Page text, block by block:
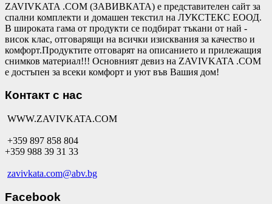
ZAVIVKATA .COM (ЗАВИВКАТА) е представителен сайт за
спални комплекти и домашен текстил на ЛУКСТЕКС ЕООД.
В широката гама от продукти се подбират тъкани от най -
висок клас, отговарящи на всички изисквания за качество и
комфорт.Продуктите отговарят на описанието и прилежащия
снимков материал!!! Основният девиз на ZAVIVKATA .COM
е достъпен за всеки комфорт и уют във Вашия дом!
Контакт с нас
WWW.ZAVIVKATA.COM
+359 897 858 804
+359 988 39 31 33
zavivkata.com@abv.bg
Facebook